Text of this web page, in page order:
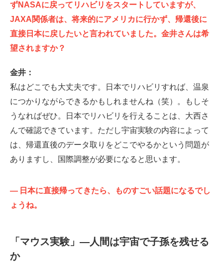
ずNASAに戻ってリハビリをスタートしていますが、
JAXA関係者は、将来的にアメリカに行かず、帰還後に
直接日本に戻したいと言われていました。金井さんは希
望されますか？
金井：
私はどこでも大丈夫です。日本でリハビリすれば、温泉
につかりながらできるかもしれませんね（笑）。もしそ
うなればぜひ。日本でリハビリを行えることは、大西さ
んで確認できています。ただし宇宙実験の内容によって
は、帰還直後のデータ取りをどこでやるかという問題が
ありますし、国際調整が必要になると思います。
— 日本に直接帰ってきたら、ものすごい話題になるでし
ょうね。
「マウス実験」—人間は宇宙で子孫を残せる
か